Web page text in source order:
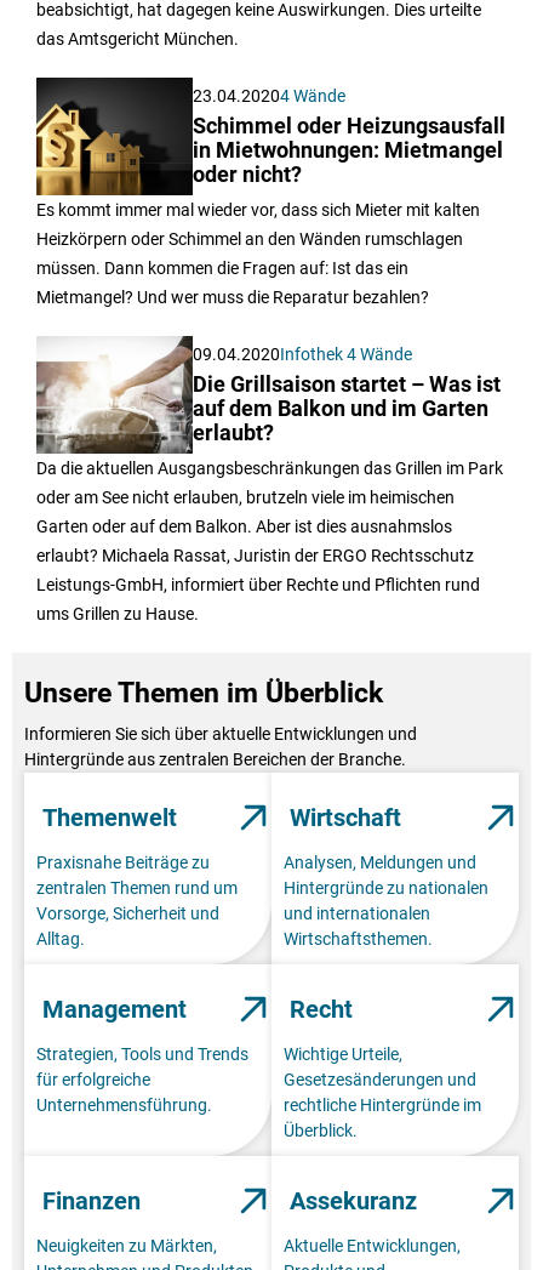
beabsichtigt, hat dagegen keine Auswirkungen. Dies urteilte
das Amtsgericht München.
23.04.20204 Wände
Schimmel oder Heizungsausfall
in Mietwohnungen: Mietmangel
oder nicht?
Es kommt immer mal wieder vor, dass sich Mieter mit kalten
Heizkörpern oder Schimmel an den Wänden rumschlagen
müssen. Dann kommen die Fragen auf: Ist das ein
Mietmangel? Und wer muss die Reparatur bezahlen?
09.04.2020Infothek 4 Wände
Die Grillsaison startet – Was ist
auf dem Balkon und im Garten
erlaubt?
Da die aktuellen Ausgangsbeschränkungen das Grillen im Park
oder am See nicht erlauben, brutzeln viele im heimischen
Garten oder auf dem Balkon. Aber ist dies ausnahmslos
erlaubt? Michaela Rassat, Juristin der ERGO Rechtsschutz
Leistungs-GmbH, informiert über Rechte und Pflichten rund
ums Grillen zu Hause.
Unsere Themen im Überblick
Informieren Sie sich über aktuelle Entwicklungen und
Hintergründe aus zentralen Bereichen der Branche.
Themenwelt
Praxisnahe Beiträge zu
zentralen Themen rund um
Vorsorge, Sicherheit und
Alltag.
Wirtschaft
Analysen, Meldungen und
Hintergründe zu nationalen
und internationalen
Wirtschaftsthemen.
Management
Strategien, Tools und Trends
für erfolgreiche
Unternehmensführung.
Recht
Wichtige Urteile,
Gesetzesänderungen und
rechtliche Hintergründe im
Überblick.
Finanzen
Neuigkeiten zu Märkten,
Assekuranz
Aktuelle Entwicklungen,